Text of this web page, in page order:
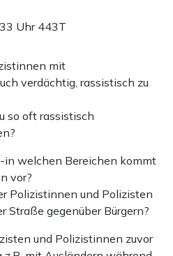
Uhr 443T
mit
verdächtig, rassistisch zu
so oft rassistisch
in welchen Bereichen kommt
vor?
Polizistinnen und Polizisten
Straße gegenüber Bürgern?
und Polizistinnen zuvor